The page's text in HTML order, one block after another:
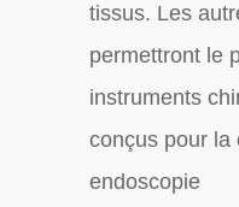
tissus. Les
permettront le
instruments
conçus pour la
endoscopie